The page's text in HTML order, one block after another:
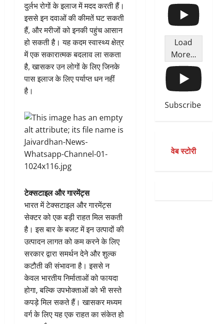
दुर्लभ रोगों के इलाज में मदद करती हैं।
इससे इन दवाओं की कीमतें घट सकती
हैं, और मरीजों को इनकी पहुंच आसान
हो सकती है। यह कदम स्वास्थ्य क्षेत्र
में एक सकारात्मक बदलाव ला सकता
है, खासकर उन लोगों के लिए जिनके
पास इलाज के लिए पर्याप्त धन नहीं
है।
टेक्सटाइल और गारमेंट्स
भारत में टेक्सटाइल और गारमेंट्स
सेक्टर को एक बड़ी राहत मिल सकती
है। इस बार के बजट में इन उत्पादों की
उत्पादन लागत को कम करने के लिए
सरकार द्वारा समर्थन देने और शुल्क
कटौती की संभावना है। इससे न
केवल भारतीय निर्माताओं को फायदा
होगा, बल्कि उपभोक्ताओं को भी सस्ते
कपड़े मिल सकते हैं। खासकर मध्यम
वर्ग के लिए यह एक राहत का संकेत हो
Load
More...
Subscribe
वेब स्टोरी